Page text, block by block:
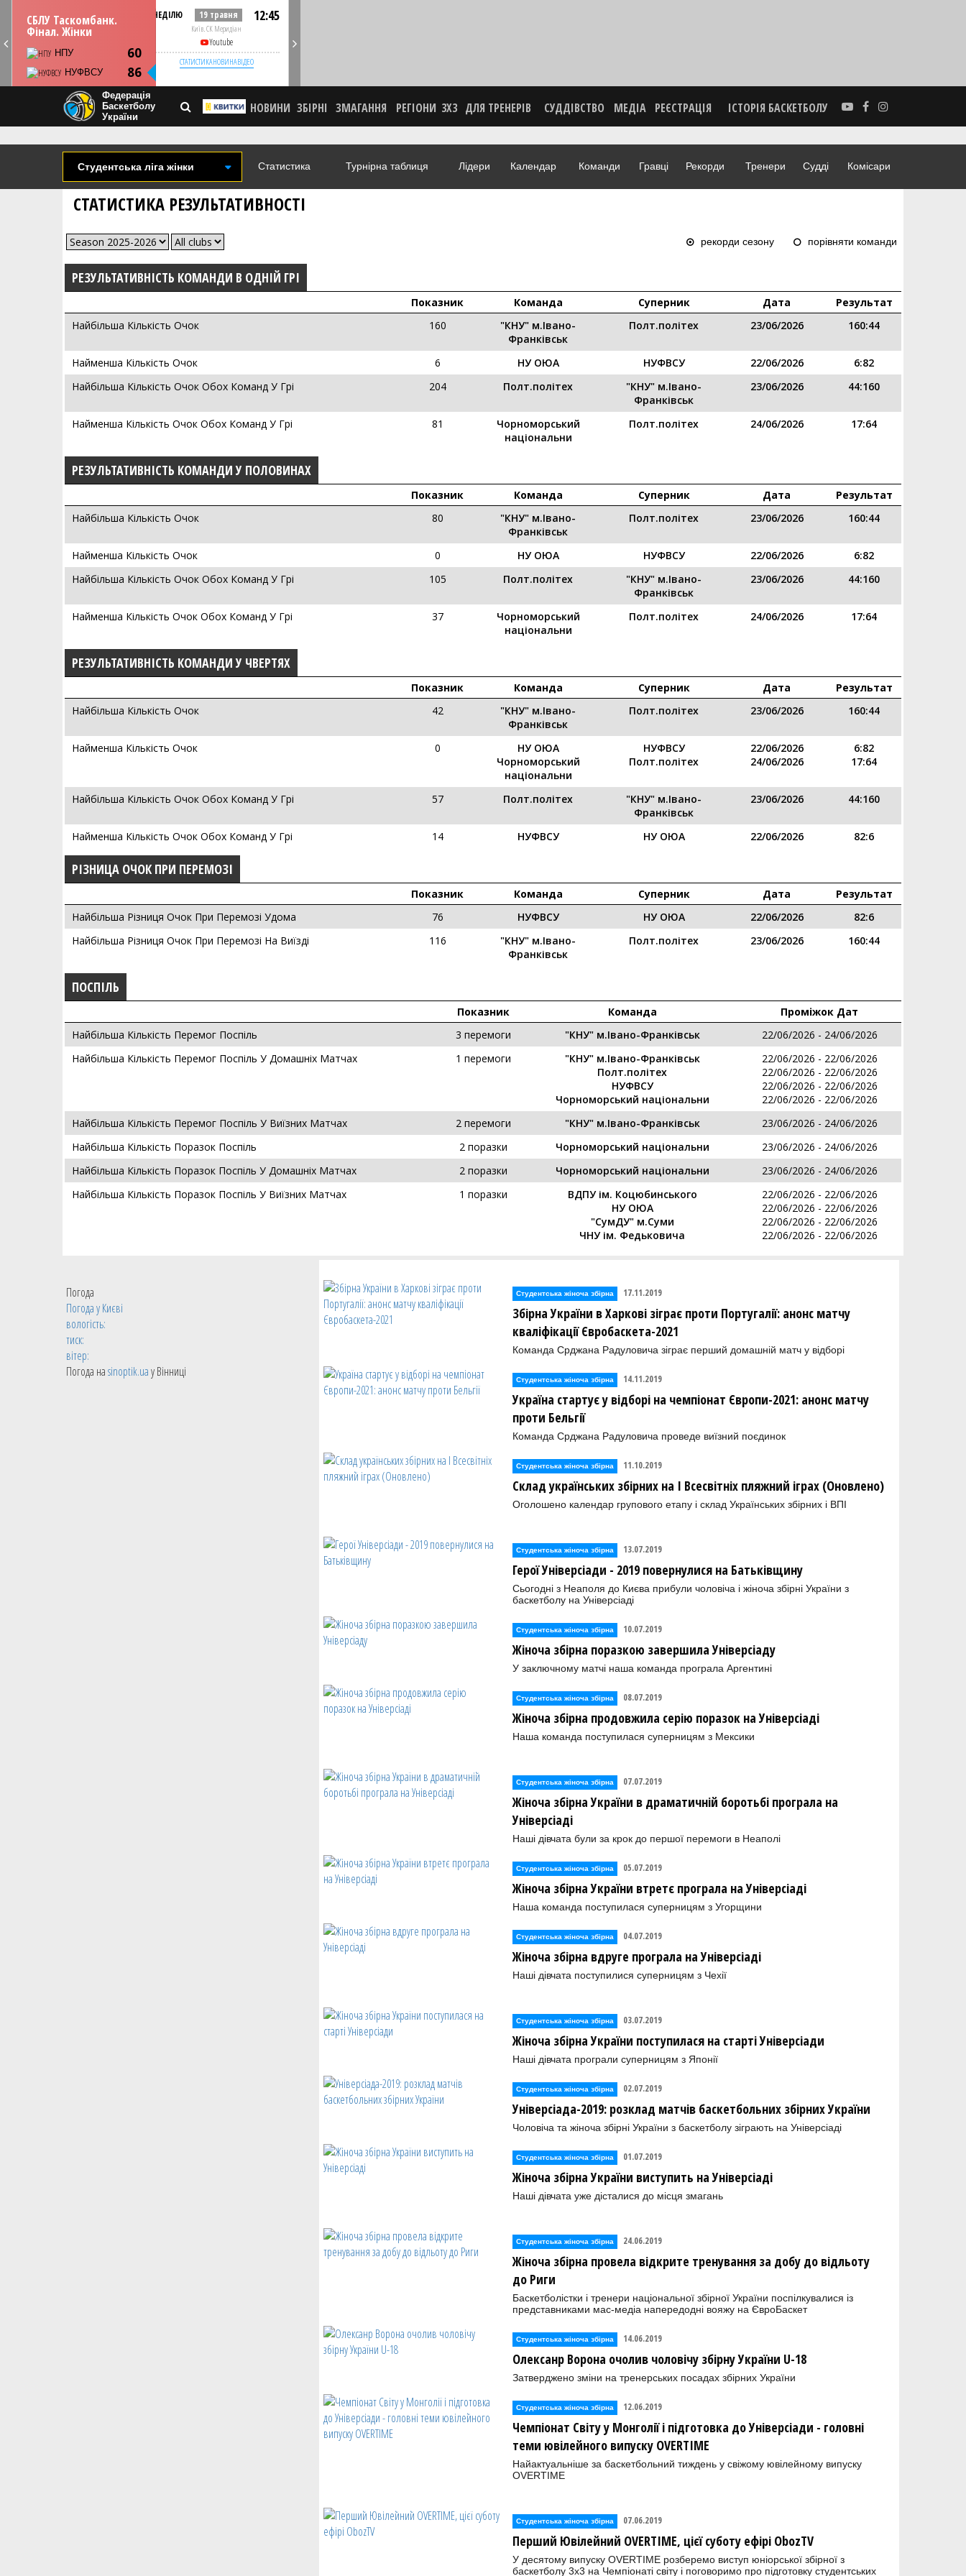
СБЛУ Таскомбанк.
Фінал. Жінки
НПУ 60
НУФВСУ 86
НЕДІЛЮ 19 травня 12:45
Київ. СК Меридіан
Youtube
СТАТИСТИКАНОВИНАВІДЕО
Федерація
Баскетболу
України
НОВИНИ ЗБІРНІ ЗМАГАННЯ РЕГІОНИ 3X3 ДЛЯ ТРЕНЕРІВ СУДДІВСТВО МЕДІА РЕЄСТРАЦІЯ ІСТОРІЯ БАСКЕТБОЛУ
Студентська ліга жінки Статистика Турнірна таблиця Лідери Календар Команди Гравці Рекорди Тренери Судді Комісари
СТАТИСТИКА РЕЗУЛЬТАТИВНОСТІ
рекорди сезону порівняти команди
РЕЗУЛЬТАТИВНІСТЬ КОМАНДИ В ОДНІЙ ГРІ
Показник Команда Суперник Дата
Результат
Найбільша Кількість Очок
160
"КНУ" м.Івано-
Франківськ
Полт.політех 23/06/2026 160:44
Найменша Кількість Очок 6 НУ ОЮА НУФВСУ 22/06/2026
6:82
Найбільша Кількість Очок Обох Команд У Грі
204 Полт.політех
"КНУ" м.Івано-
Франківськ
23/06/2026 44:160
Найменша Кількість Очок Обох Команд У Грі 81
Чорноморський
національни
Полт.політех 24/06/2026 17:64
РЕЗУЛЬТАТИВНІСТЬ КОМАНДИ У ПОЛОВИНАХ
Показник Команда Суперник Дата
Результат
Найбільша Кількість Очок
80
"КНУ" м.Івано-
Франківськ
Полт.політех 23/06/2026 160:44
Найменша Кількість Очок 0 НУ ОЮА НУФВСУ 22/06/2026
6:82
Найбільша Кількість Очок Обох Команд У Грі
105 Полт.політех
"КНУ" м.Івано-
Франківськ
23/06/2026 44:160
Найменша Кількість Очок Обох Команд У Грі 37
Чорноморський
національни
Полт.політех 24/06/2026 17:64
РЕЗУЛЬТАТИВНІСТЬ КОМАНДИ У ЧВЕРТЯХ
Показник Команда Суперник Дата
Результат
Найбільша Кількість Очок
42
"КНУ" м.Івано-
Франківськ
Полт.політех 23/06/2026 160:44
Найменша Кількість Очок 0
НУ ОЮА
Чорноморський
національни
НУФВСУ
Полт.політех
22/06/2026
24/06/2026
6:82
17:64
Найбільша Кількість Очок Обох Команд У Грі 57 Полт.політех
"КНУ" м.Івано-
Франківськ
23/06/2026 44:160
Найменша Кількість Очок Обох Команд У Грі 14 НУФВСУ НУ ОЮА 22/06/2026 82:6
РІЗНИЦА ОЧОК ПРИ ПЕРЕМОЗІ
Показник Команда Суперник Дата
Результат
Найбільша Різниця Очок При Перемозі Удома
76 НУФВСУ НУ ОЮА 22/06/2026
82:6
Найбільша Різниця Очок При Перемозі На Виїзді
116
"КНУ" м.Івано-
Франківськ
Полт.політех 23/06/2026 160:44
ПОСПІЛЬ
Показник Команда
Проміжок Дат
Найбільша Кількість Перемог Поспіль
3 перемоги "КНУ" м.Івано-Франківськ
22/06/2026 - 24/06/2026
Найбільша Кількість Перемог Поспіль У Домашніх Матчах
1 перемоги
"КНУ" м.Івано-Франківськ
Полт.політех
НУФВСУ
Чорноморський національни
22/06/2026 - 22/06/2026
22/06/2026 - 22/06/2026
22/06/2026 - 22/06/2026
22/06/2026 - 22/06/2026
Найбільша Кількість Перемог Поспіль У Виїзних Матчах
2 перемоги "КНУ" м.Івано-Франківськ
23/06/2026 - 24/06/2026
Найбільша Кількість Поразок Поспіль
2 поразки Чорноморський національни
23/06/2026 - 24/06/2026
Найбільша Кількість Поразок Поспіль У Домашніх Матчах
2 поразки Чорноморський національни
23/06/2026 - 24/06/2026
Найбільша Кількість Поразок Поспіль У Виїзних Матчах
1 поразки
ВДПУ ім. Коцюбинського
НУ ОЮА
"СумДУ" м.Суми
ЧНУ ім. Федьковича
22/06/2026 - 22/06/2026
22/06/2026 - 22/06/2026
22/06/2026 - 22/06/2026
22/06/2026 - 22/06/2026
Погода
Погода уКиєві
вологість:
тиск:
вітер:
Погода наsinoptik.uaу Вінниці
Студентська жіноча збірна 17.11.2019
Збірна України в Харкові зіграє проти Португалії: анонс матчу
кваліфікації Євробаскета-2021
Команда Срджана Радуловича зіграє перший домашній матч у відборі
Студентська жіноча збірна 14.11.2019
Україна стартує у відборі на чемпіонат Європи-2021: анонс матчу
проти Бельгії
Команда Срджана Радуловича проведе виїзний поєдинок
Студентська жіноча збірна 11.10.2019
Склад українських збірних на І Всесвітніх пляжний іграх (Оновлено)
Оголошено календар групового етапу і склад Українських збірних і ВПІ
Студентська жіноча збірна 13.07.2019
Герої Універсіади - 2019 повернулися на Батьківщину
Сьогодні з Неаполя до Києва прибули чоловіча і жіноча збірні України з
баскетболу на Універсіаді
Студентська жіноча збірна 10.07.2019
Жіноча збірна поразкою завершила Універсіаду
У заключному матчі наша команда програла Аргентині
Студентська жіноча збірна 08.07.2019
Жіноча збірна продовжила серію поразок на Універсіаді
Наша команда поступилася суперницям з Мексики
Студентська жіноча збірна 07.07.2019
Жіноча збірна України в драматичній боротьбі програла на
Універсіаді
Наші дівчата були за крок до першої перемоги в Неаполі
Студентська жіноча збірна 05.07.2019
Жіноча збірна України втретє програла на Універсіаді
Наша команда поступилася суперницям з Угорщини
Студентська жіноча збірна 04.07.2019
Жіноча збірна вдруге програла на Універсіаді
Наші дівчата поступилися суперницям з Чехії
Студентська жіноча збірна 03.07.2019
Жіноча збірна України поступилася на старті Універсіади
Наші дівчата програли суперницям з Японії
Студентська жіноча збірна 02.07.2019
Універсіада-2019: розклад матчів баскетбольних збірних України
Чоловіча та жіноча збірні України з баскетболу зіграють на Універсіаді
Студентська жіноча збірна 01.07.2019
Жіноча збірна України виступить на Універсіаді
Наші дівчата уже дісталися до місця змагань
Студентська жіноча збірна 24.06.2019
Жіноча збірна провела відкрите тренування за добу до відльоту
до Риги
Баскетболістки і тренери національної збірної України поспілкувалися із
представниками мас-медіа напередодні вояжу на ЄвроБаскет
Студентська жіноча збірна 14.06.2019
Олексанр Ворона очолив чоловічу збірну України U-18
Затверджено зміни на тренерських посадах збірних України
Студентська жіноча збірна 12.06.2019
Чемпіонат Світу у Монголії і підготовка до Універсіади - головні
теми ювілейного випуску OVERTIME
Найактуальнiше за баскетбольний тиждень у свіжому ювілейному випуску
OVERTIME
Студентська жіноча збірна 07.06.2019
Перший Ювілейний OVERTIME, цієї суботу ефірі ObozTV
У десятому випуску OVERTIME розберемо виступ юніорської збірної з
баскетболу 3х3 на Чемпіонаті світу і поговоримо про підготовку студентських